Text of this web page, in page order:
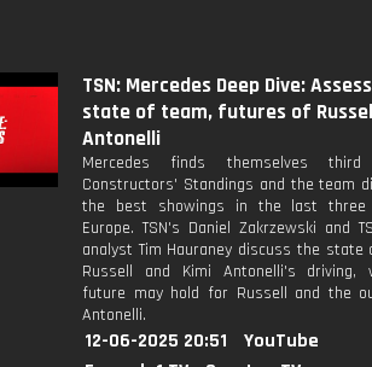
TSN: Mercedes Deep Dive:
state of team, futures of
Antonelli
Mercedes finds themselves
Constructors' Standings and the team
the best showings in the last
Europe. TSN's Daniel Zakrzewski and
analyst Tim Hauraney discuss the state
Russell and Kimi Antonelli's driving,
future may hold for Russell and the
Antonelli.
12-06-2025 20:51
YouTube